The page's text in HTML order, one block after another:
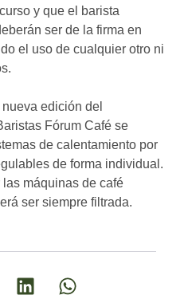
y que el barista
ser de la firma en
el uso de cualquier otro ni
edición del
Fórum Café se
de calentamiento por
de forma individual.
máquinas de café
ser siempre filtrada.